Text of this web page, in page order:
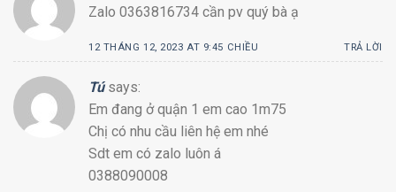
Zalo 0363816734 cần pv quý bà ạ
12 THÁNG 12, 2023 AT 9:45 CHIỀU TRẢ LỜI
Tú says:
Em đang ở quận 1 em cao 1m75
Chị có nhu cầu liên hệ em nhé
Sdt em có zalo luôn á
0388090008